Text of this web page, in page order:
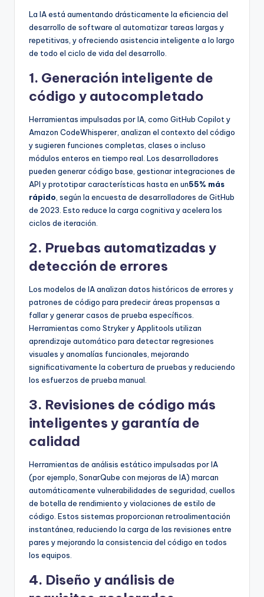
La IA está aumentando drásticamente la eficiencia del
desarrollo de software al automatizar tareas largas y
repetitivas, y ofreciendo asistencia inteligente a lo largo
de todo el ciclo de vida del desarrollo.
1. Generación inteligente de
código y autocompletado
Herramientas impulsadas por IA, como GitHub Copilot y
Amazon CodeWhisperer, analizan el contexto del código
y sugieren funciones completas, clases o incluso
módulos enteros en tiempo real. Los desarrolladores
pueden generar código base, gestionar integraciones de
API y prototipar características hasta en un55% más
rápido , según la encuesta de desarrolladores de GitHub
de 2023. Esto reduce la carga cognitiva y acelera los
ciclos de iteración.
2. Pruebas automatizadas y
detección de errores
Los modelos de IA analizan datos históricos de errores y
patrones de código para predecir áreas propensas a
fallar y generar casos de prueba específicos.
Herramientas como Stryker y Applitools utilizan
aprendizaje automático para detectar regresiones
visuales y anomalías funcionales, mejorando
significativamente la cobertura de pruebas y reduciendo
los esfuerzos de prueba manual.
3. Revisiones de código más
inteligentes y garantía de
calidad
Herramientas de análisis estático impulsadas por IA
(por ejemplo, SonarQube con mejoras de IA) marcan
automáticamente vulnerabilidades de seguridad, cuellos
de botella de rendimiento y violaciones de estilo de
código. Estos sistemas proporcionan retroalimentación
instantánea, reduciendo la carga de las revisiones entre
pares y mejorando la consistencia del código en todos
los equipos.
4. Diseño y análisis de